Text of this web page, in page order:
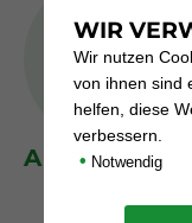
ANDREAS
WIR
Wir nutzen
von ihnen sind
helfen, diese
verbessern.
• Notwendig